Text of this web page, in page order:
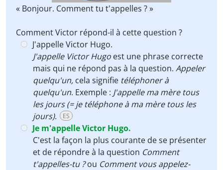
« Bonjour. Comment tu t'appelles ? »
Comment Victor répond-il à cette question ?
J'appelle Victor Hugo.
J'appelle Victor Hugo est une phrase correcte
mais qui ne répond pas à la question. Appeler
quelqu'un, cela signifie téléphoner à
quelqu'un. Exemple : J'appelle ma mère tous
les jours (= je téléphone à ma mère tous les
jours). ES
Je m'appelle Victor Hugo.
C'est la façon la plus courante de se présenter
et de répondre à la question Comment
t'appelles-tu ?ou Comment vous appelez-